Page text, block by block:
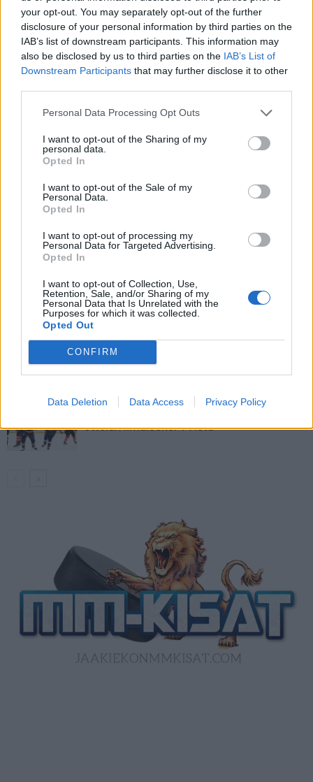
your opt-out. You may separately opt-out of the further
disclosure of your personal information by third parties on the
IAB’s list of downstream participants. This information may
also be disclosed by us to third parties on the IAB’s List of
Downstream Participants that may further disclose it to other
Personal Data Processing Opt Outs
I want to opt-out of the Sharing of my
personal data.
Opted In
I want to opt-out of the Sale of my
Personal Data.
Opted In
I want to opt-out of processing my
Personal Data for Targeted Advertising.
Opted In
I want to opt-out of Collection, Use,
Retention, Sale, and/or Sharing of my
Personal Data that Is Unrelated with the
Purposes for which it was collected.
Opted Out
CONFIRM
Data Deletion Data Access Privacy Policy
IL: Jokerien omistuspohjaan
iso muutos – Joel Harkimo
Tällä kertaa kello oli Chicagon
myöhään
LIITTYVÄT ARTIKKELIT LISÄÄ TEKIJÄLTÄ
Aleksander Barkov tekee paluun
kaukaloon
Venäläisveskari sekosi Suomen 2.
divisioonassa – sai samasta tilanteesta
50 jäähyminuuttia
Kanada – USA klo 15:10 – näin katsot
ottelun ilmaiseksi TV:stä